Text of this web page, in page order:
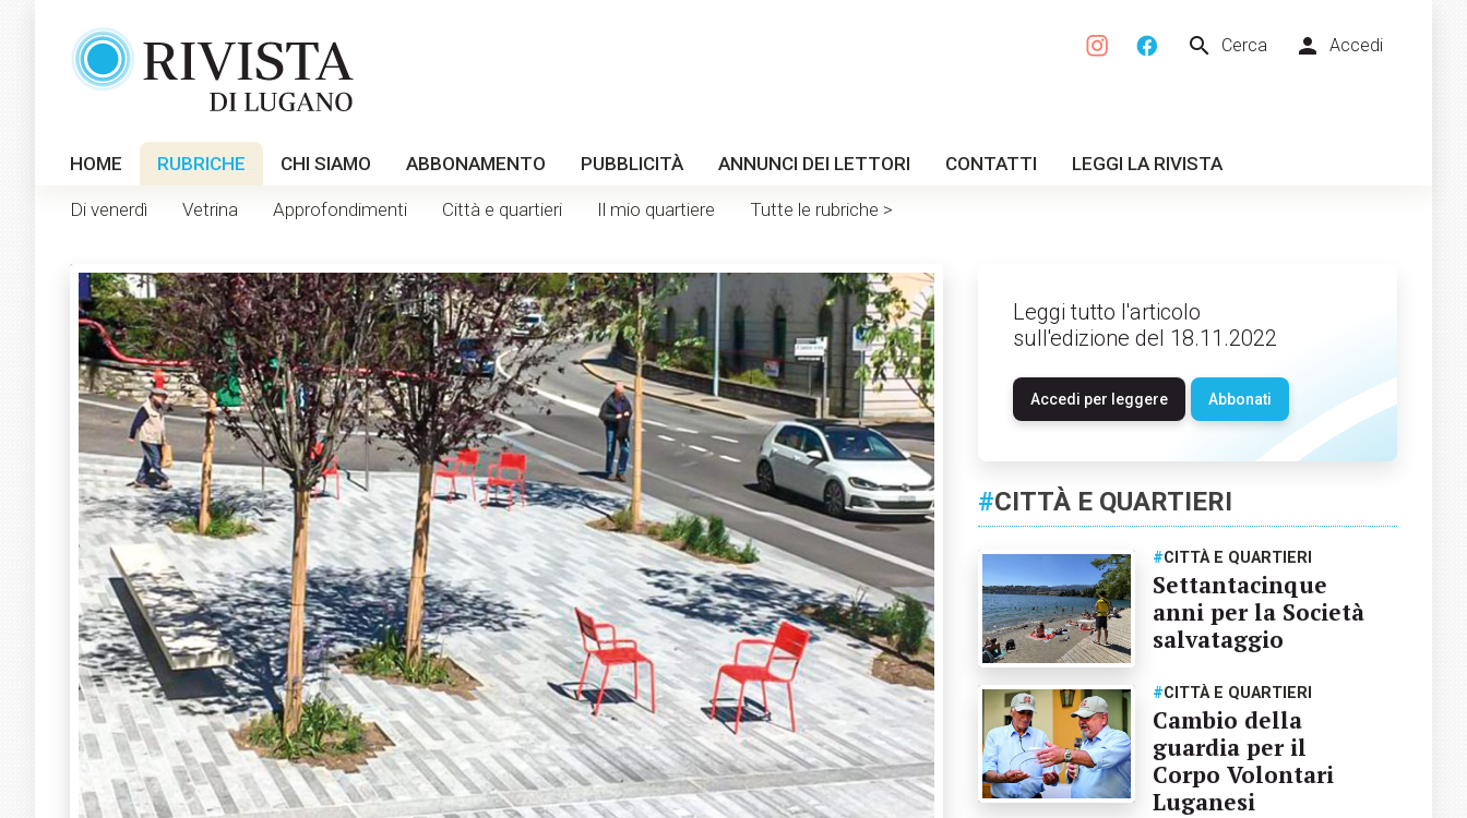
search Cerca person Accedi
HOME RUBRICHE CHI SIAMO ABBONAMENTO PUBBLICITÀ ANNUNCI DEI LETTORI CONTATTI LEGGI LA RIVISTA
Di venerdì Vetrina Approfondimenti Città e quartieri Il mio quartiere Tutte le rubriche >
Leggi tutto l'articolo
sull'edizione del 18.11.2022
Accedi per leggere Abbonati
#CITTÀ E QUARTIERI
#CITTÀ E QUARTIERI
Settantacinque
anni per la Società
salvataggio
#CITTÀ E QUARTIERI
Cambio della
guardia per il
Corpo Volontari
Luganesi